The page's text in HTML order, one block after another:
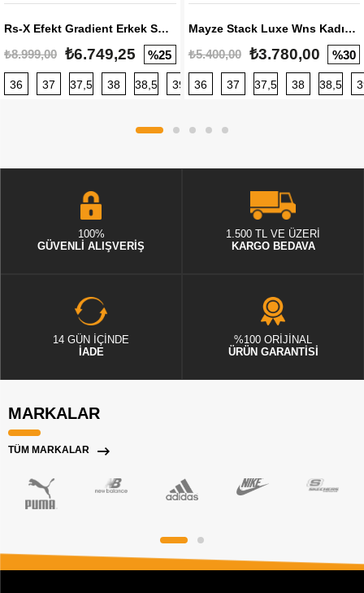
Rs-X Efekt Gradient Erkek Sneaker
₺8.999,00 ₺6.749,25 %25
36 37 37,5 38 38,5 39 40 40,5 41 42 42,5
Mayze Stack Luxe Wns Kadın Sneaker
₺5.400,00 ₺3.780,00 %30
36 37 37,5 38 38,5
100%
GÜVENLİ ALIŞVERİŞ
1.500 TL VE ÜZERİ
KARGO BEDAVA
14 GÜN İÇİNDE
İADE
%100 ORİJİNAL
ÜRÜN GARANTİSİ
MARKALAR
TÜM MARKALAR